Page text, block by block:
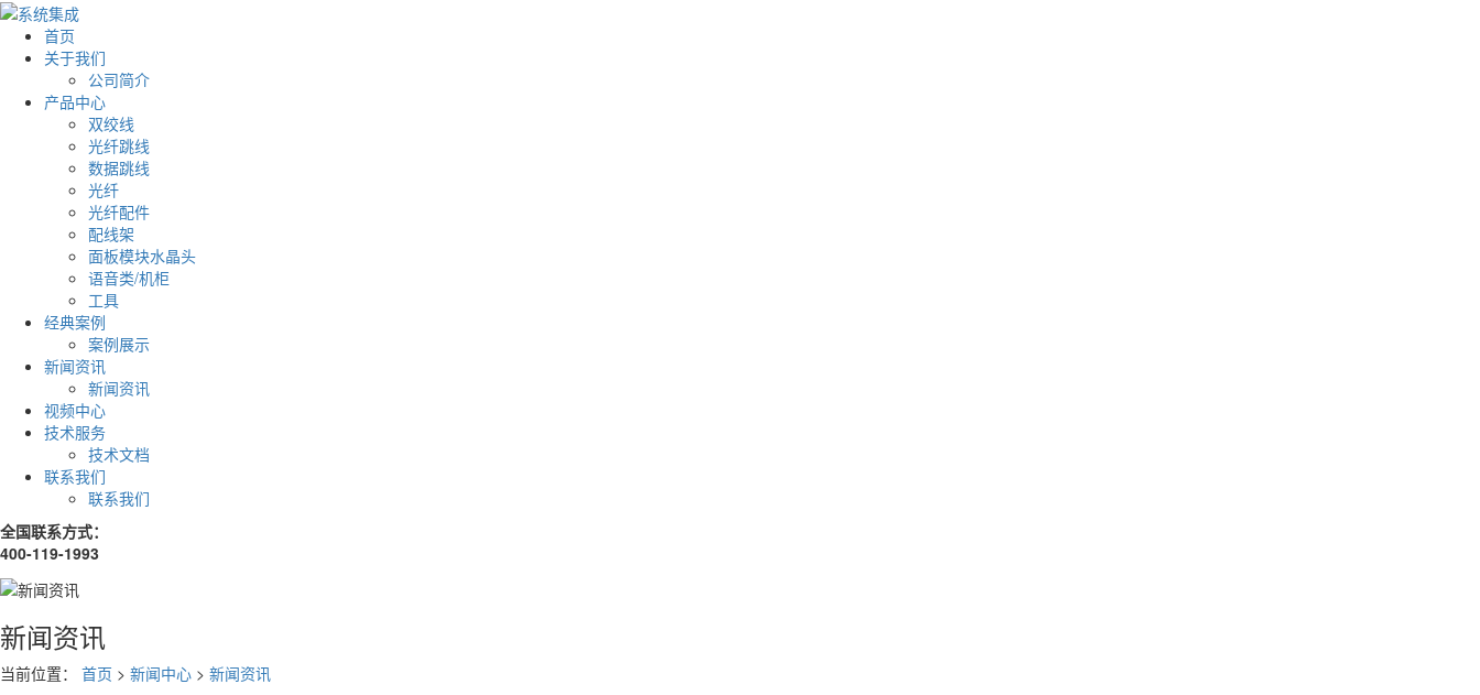
首页
关于我们
公司简介
产品中心
双绞线
光纤跳线
数据跳线
光纤
光纤配件
配线架
面板模块水晶头
语音类/机柜
工具
经典案例
案例展示
新闻资讯
新闻资讯
视频中心
技术服务
技术文档
联系我们
联系我们
全国联系方式：
400-119-1993
新闻资讯
当前位置： 首页 > 新闻中心 > 新闻资讯